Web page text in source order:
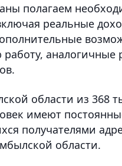
полагаем
реальные
области из 368
имеют
получателями
области.